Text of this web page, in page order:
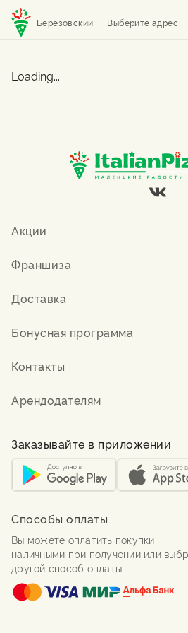
Березовский Выберите адрес
Loading...
Акции
Франшиза
Доставка
Бонусная программа
Контакты
Арендодателям
Заказывайте в приложении
Способы оплаты
Вы можете оплатить покупки
наличными при получении или
другой способ оплаты